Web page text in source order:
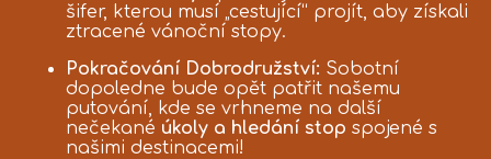
šifer, kterou musí „cestující“ projít, aby získali
ztracené vánoční stopy.
Pokračování Dobrodružství: Sobotní
dopoledne bude opět patřit našemu
putování, kde se vrhneme na další
nečekané úkoly a hledání stop spojené s
našimi destinacemi!